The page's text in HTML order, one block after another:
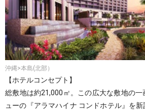
沖縄>本島(北部）
【ホテルコンセプト】
総敷地は約21,000㎡。この広大な敷地の
ューの『アラマハイナ コンドホテル』を